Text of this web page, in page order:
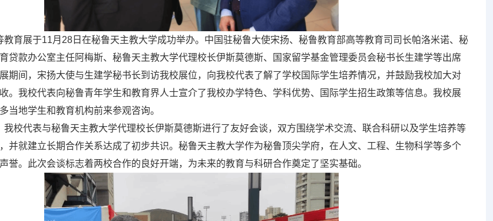
教育展于11月28日在秘鲁天主教大学成功举办。中国驻秘鲁大使宋扬、秘鲁教育部高等教育司司长帕洛米诺、秘
贷款办公室主任阿梅斯、秘鲁天主教大学代理校长伊斯莫德斯、国家留学基金管理委员会秘书长生建学等出席
期间，宋扬大使与生建学秘书长到访我校展位，向我校代表了解了学校国际学生培养情况，并鼓励我校加大对
。我校代表向秘鲁青年学生和教育界人士宣介了我校办学特色、学科优势、国际学生招生政策等信息。我校展
当地学生和教育机构前来参观咨询。
校代表与秘鲁天主教大学代理校长伊斯莫德斯进行了友好会谈，双方围绕学术交流、联合科研以及学生培养等
并就建立长期合作关系达成了初步共识。秘鲁天主教大学作为秘鲁顶尖学府，在人文、工程、生物科学等多个
誉。此次会谈标志着两校合作的良好开端，为未来的教育与科研合作奠定了坚实基础。